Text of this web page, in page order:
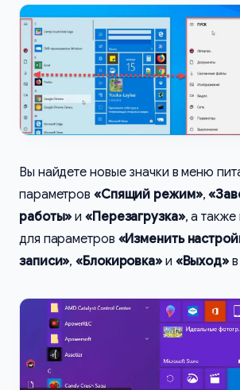
Вы найдете новые значки в меню
параметров «Спящий режим»,
работы» и«Перезагрузка», а также
для параметров «Изменить
записи»,«Блокировка»и «Выход»в